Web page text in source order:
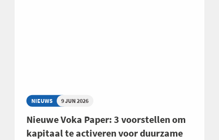
NIEUWS 9 JUN 2026
Nieuwe Voka Paper: 3 voorstellen om
kapitaal te activeren voor duurzame